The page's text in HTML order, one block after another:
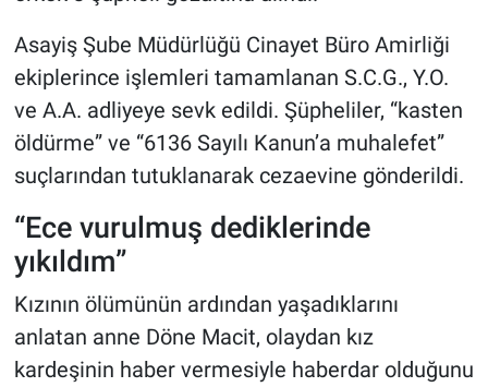
Asayiş Şube Müdürlüğü Cinayet Büro Amirliği
ekiplerince işlemleri tamamlanan S.C.G., Y.O.
ve A.A. adliyeye sevk edildi. Şüpheliler, “kasten
öldürme” ve “6136 Sayılı Kanun’a muhalefet”
suçlarından tutuklanarak cezaevine gönderildi.
“Ece vurulmuş dediklerinde
yıkıldım”
Kızının ölümünün ardından yaşadıklarını
anlatan anne Döne Macit, olaydan kız
kardeşinin haber vermesiyle haberdar olduğunu